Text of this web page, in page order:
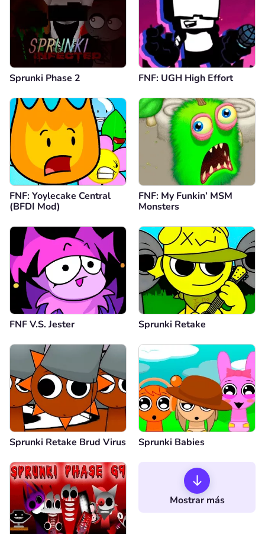
Sprunki Phase 2 FNF: UGH High Effort
FNF: Yoylecake Central
(BFDI Mod)
FNF: My Funkin’ MSM
Monsters
FNF V.S. Jester Sprunki Retake
Sprunki Retake Brud Virus Sprunki Babies
Mostrar más